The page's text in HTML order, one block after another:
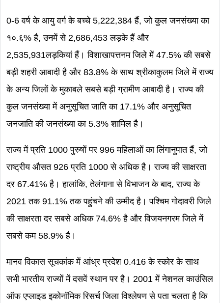
0-6 वर्ष के आयु वर्ग के बच्चे 5,222,384 हैं, जो कुल जनसंख्या का
१०.६% है, उनमें से 2,686,453 लड़के हैं और
2,535,931लड़कियां हैं। विशाखापत्तनम जिले में 47.5% की सबसे
बड़ी शहरी आबादी है और 83.8% के साथ श्रीकाकुलम जिले में राज्य
के अन्य जिलों के मुकाबले सबसे बड़ी ग्रामीण आबादी है। राज्य की
कुल जनसंख्या में अनुसूचित जाति का 17.1% और अनुसूचित
जनजाति की जनसंख्या का 5.3% शामिल है।
राज्य में प्रति 1000 पुरुषों पर 996 महिलाओं का लिंगानुपात हैं, जो
राष्ट्रीय औसत 926 प्रति 1000 से अधिक है। राज्य की साक्षरता
दर 67.41% है। हालांकि, तेलंगाना से विभाजन के बाद, राज्य के
2021 तक 91.1% तक पहुंचने की उम्मीद है। पश्चिम गोदावरी जिले
की साक्षरता दर सबसे अधिक 74.6% है और विजयनगरम जिले में
सबसे कम 58.9% है।
मानव विकास सूचकांक में आंध्र प्रदेश 0.416 के स्कोर के साथ
सभी भारतीय राज्यों में दसवें स्थान पर है। 2001 में नेशनल काउंसिल
ऑफ एप्लाइड इकोनॉमिक रिसर्च जिला विश्लेषण से पता चलता है कि